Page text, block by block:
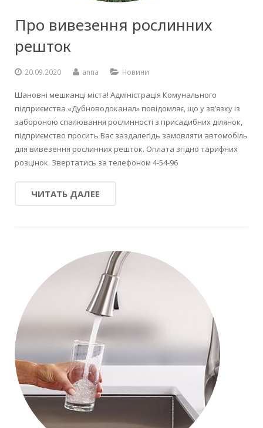
Про вивезення рослинних
решток
20.09.2020 anna Новини
Шановні мешканці міста! Адміністрація Комунального
підприємства «Дубноводоканал» повідомляє, що у зв’язку із
забороною спалювання рослинності з присадибних ділянок,
підприємство просить Вас заздалегідь замовляти автомобіль
для вивезення рослинних решток. Оплата згідно тарифних
розцінок. Звертатись за телефоном 4-54-96
ЧИТАТЬ ДАЛЕЕ